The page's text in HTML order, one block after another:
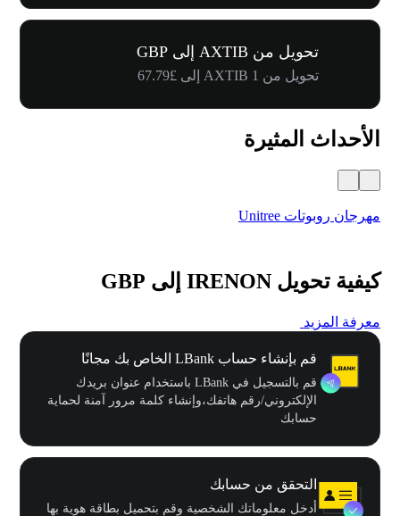
تحويل من AXTIB إلى GBP
تحويل من 1 AXTIB إلى £67.79
الأحداث المثيرة
مهرجان روبوتات Unitree
كيفية تحويل IRENON إلى GBP
معرفة المزيد
قم بإنشاء حساب LBank الخاص بك مجانًا
قم بالتسجيل في LBank باستخدام عنوان بريدك
الإلكتروني/رقم هاتفك،وإنشاء كلمة مرور آمنة لحماية
حسابك
التحقق من حسابك
أدخل معلوماتك الشخصية وقم بتحميل بطاقة هوية بها